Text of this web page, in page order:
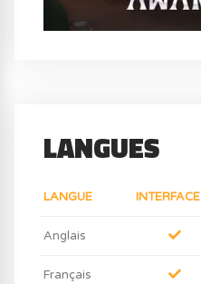
LANGUES
LANGUE INTERFACE
Anglais
Français